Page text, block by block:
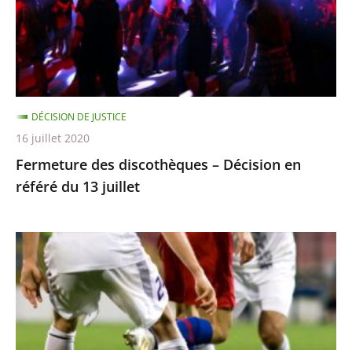
en
référé
du
13
juillet
Fermeture des discothèques – Décision en
référé du 13 juillet
DÉCISION DE JUSTICE
16 juillet 2020
Relégation
d’Orléans
et
du
Mans